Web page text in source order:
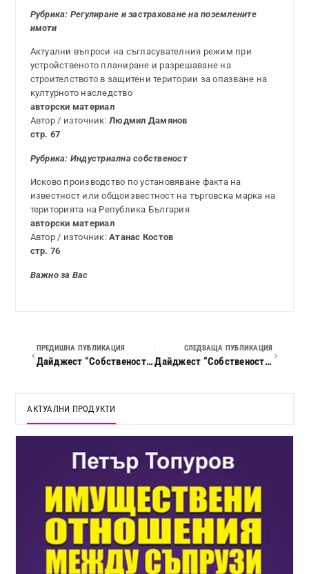
Рубрика: Регулиране и застраховане на поземлените
имоти
Актуални въпроси на съгласувателния режим при
устройственото планиране и разрешаване на
строителството в защитени територии за опазване на
културното наследство
авторски материал
Автор / източник:Людмил Дамянов
стр. 67
Рубрика: Индустриална собственост
Исково производство по установяване факта на
известност или общоизвестност на търговска марка на
територията на Република България
авторски материал
Автор / източник:Атанас Костов
стр. 76
Важно за Вас
ПРЕДИШНА ПУБЛИКАЦИЯ
Дайджест “Собственост и право”, 2016 г., кн. 08
СЛЕДВАЩА ПУБЛИКАЦИЯ
Дайджест “Собственост и право”, 2016 г., кн. 10
АКТУАЛНИ ПРОДУКТИ